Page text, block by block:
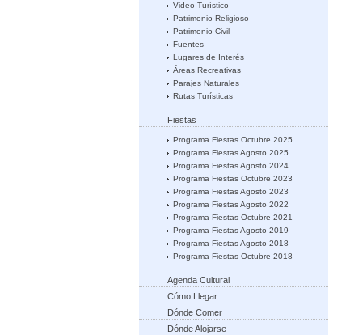
Video Turístico
Patrimonio Religioso
Patrimonio Civil
Fuentes
Lugares de Interés
Áreas Recreativas
Parajes Naturales
Rutas Turísticas
Fiestas
Programa Fiestas Octubre 2025
Programa Fiestas Agosto 2025
Programa Fiestas Agosto 2024
Programa Fiestas Octubre 2023
Programa Fiestas Agosto 2023
Programa Fiestas Agosto 2022
Programa Fiestas Octubre 2021
Programa Fiestas Agosto 2019
Programa Fiestas Agosto 2018
Programa Fiestas Octubre 2018
Agenda Cultural
Cómo Llegar
Dónde Comer
Dónde Alojarse